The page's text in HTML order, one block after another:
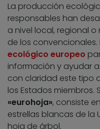
La producción
responsables han
a nivel local, regional
de los convencionales.
ecológico europeo
información y ayudar
con claridad este tipo
los Estados
«eurohoja», consiste
estrellas blancas de la
hoja de árbol.